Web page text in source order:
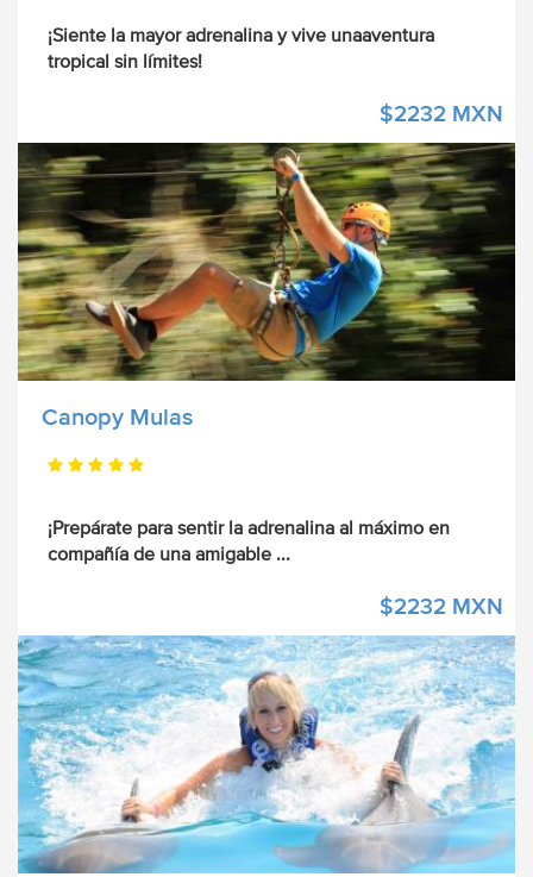
¡Siente la mayor adrenalina y vive unaaventura
tropical sin límites!
$2232 MXN
Canopy Mulas
¡Prepárate para sentir la adrenalina al máximo en
compañía de una amigable ...
$2232 MXN